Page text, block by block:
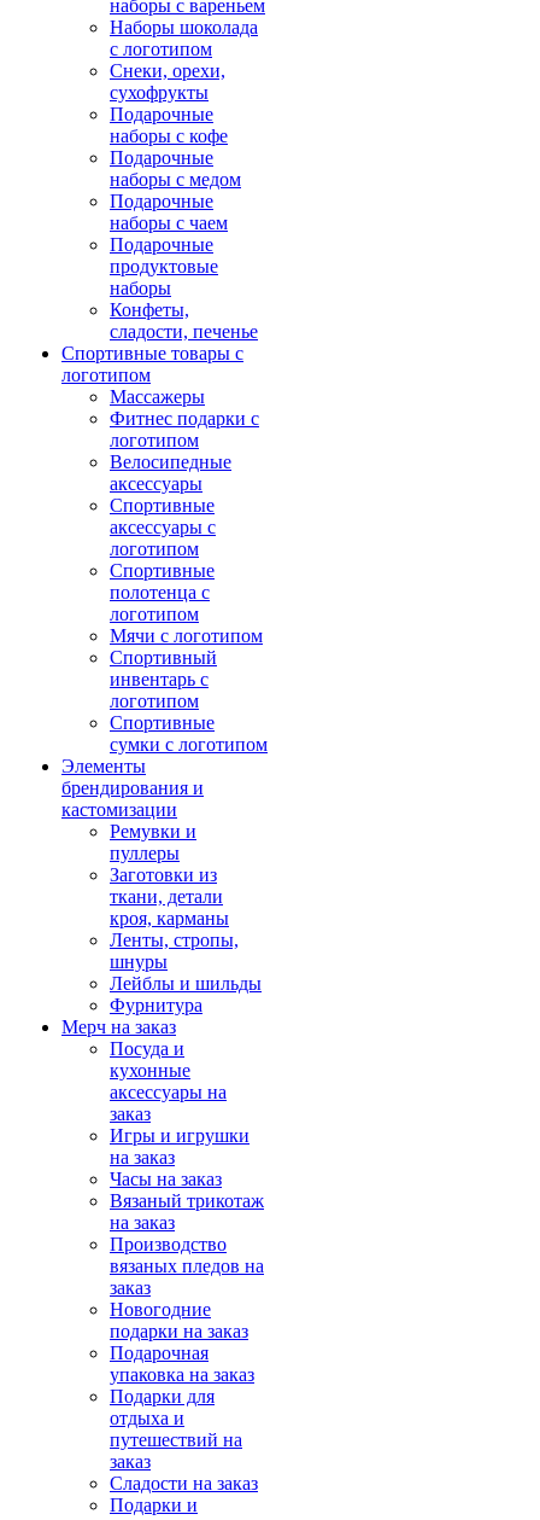
наборы с вареньем
Наборы шоколада
с логотипом
Снеки, орехи,
сухофрукты
Подарочные
наборы с кофе
Подарочные
наборы с медом
Подарочные
наборы с чаем
Подарочные
продуктовые
наборы
Конфеты,
сладости, печенье
Спортивные товары с
логотипом
Массажеры
Фитнес подарки с
логотипом
Велосипедные
аксессуары
Спортивные
аксессуары с
логотипом
Спортивные
полотенца с
логотипом
Мячи с логотипом
Спортивный
инвентарь с
логотипом
Спортивные
сумки с логотипом
Элементы
брендирования и
кастомизации
Ремувки и
пуллеры
Заготовки из
ткани, детали
кроя, карманы
Ленты, стропы,
шнуры
Лейблы и шильды
Фурнитура
Мерч на заказ
Посуда и
кухонные
аксессуары на
заказ
Игры и игрушки
на заказ
Часы на заказ
Вязаный трикотаж
на заказ
Производство
вязаных пледов на
заказ
Новогодние
подарки на заказ
Подарочная
упаковка на заказ
Подарки для
отдыха и
путешествий на
заказ
Сладости на заказ
Подарки и